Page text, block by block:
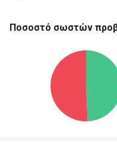
Ποσοστό σωστών